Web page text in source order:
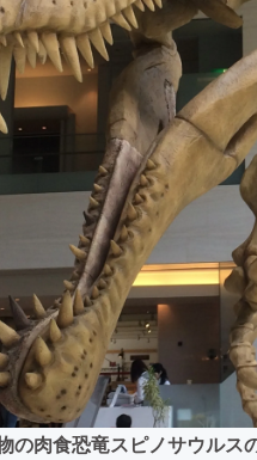
ジネス・起業
ちづくり・地域活性化
の肉食恐竜スピノサウル